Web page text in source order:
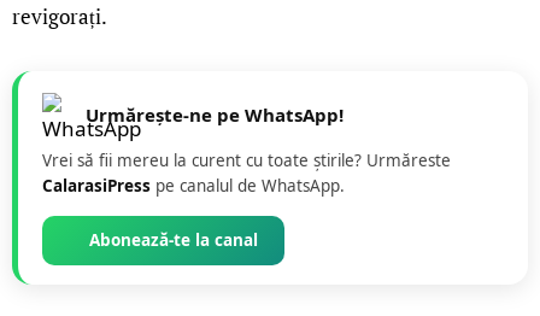
revigorați.
Urmărește-ne pe WhatsApp!
Vrei să fii mereu la curent cu toate știrile? Urmăreste
CalarasiPress pe canalul de WhatsApp.
Abonează-te la canal